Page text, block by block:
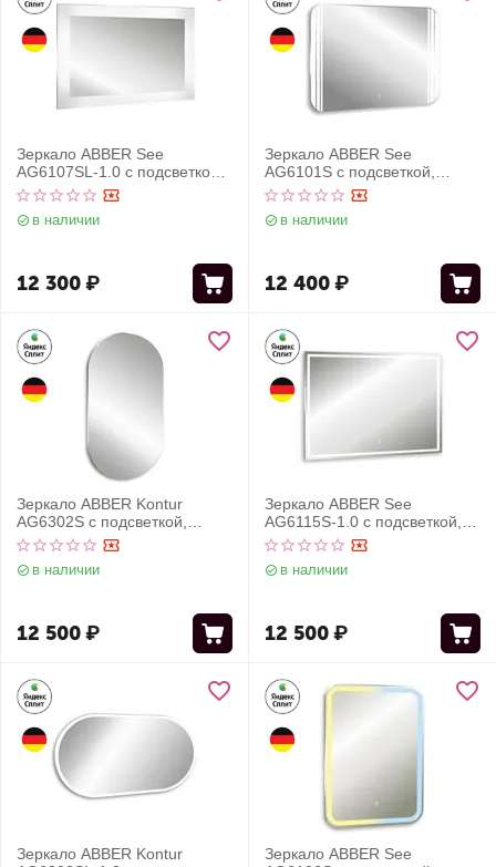
Зеркало ABBER See
AG6107SL-1.0 с подсветкой,
сенсорный выключатель,
диммер
в наличии
12 300₽
Зеркало ABBER See
AG6101S с подсветкой,
сенсорный выключатель,
диммер
в наличии
12 400₽
Зеркало ABBER Kontur
AG6302S с подсветкой,
сенсорный выключатель,
диммер
в наличии
12 500₽
Зеркало ABBER See
AG6115S-1.0 с подсветкой,
сенсорный выключатель,
диммер
в наличии
12 500₽
Зеркало ABBER Kontur
Зеркало ABBER See